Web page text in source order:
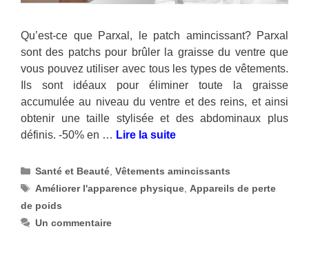
Qu’est-ce que Parxal, le patch amincissant? Parxal
sont des patchs pour brûler la graisse du ventre que
vous pouvez utiliser avec tous les types de vêtements.
Ils sont idéaux pour éliminer toute la graisse
accumulée au niveau du ventre et des reins, et ainsi
obtenir une taille stylisée et des abdominaux plus
définis. -50% en … Lire la suite
Catégories
Santé et Beauté,Vêtements amincissants
Étiquettes
Améliorer l'apparence physique,Appareils de perte
de poids
Un commentaire